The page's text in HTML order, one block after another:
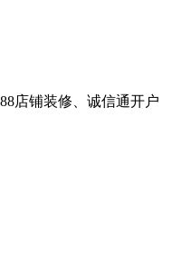
店铺装修、诚信通开户